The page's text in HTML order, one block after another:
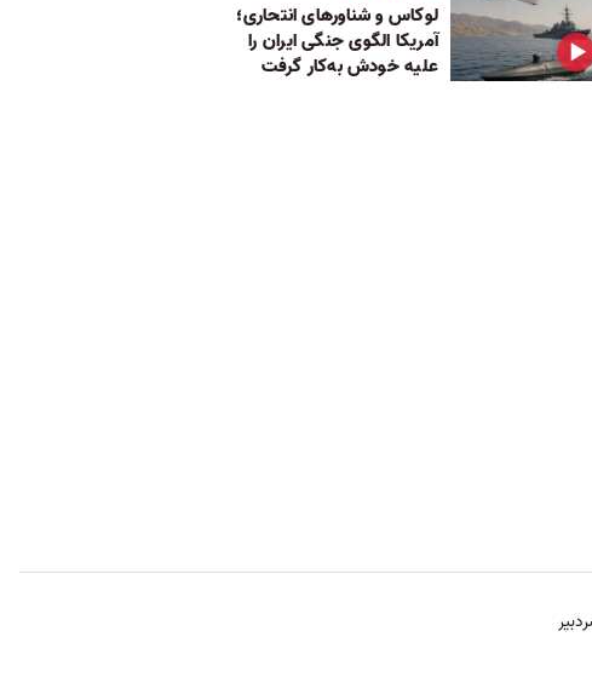
لوکاس و شناورهای انتحاری؛
آمریکا الگوی جنگی ایران را
علیه خودش به‌کار گرفت